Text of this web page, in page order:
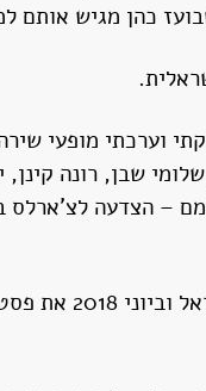
כהן מגיש אותם
ברדיו גם שימשתי כמנהל אמנותי של תיאטרון
שבן, רונה קינן,
– הצדעה
הפקתי וניהלתי שני